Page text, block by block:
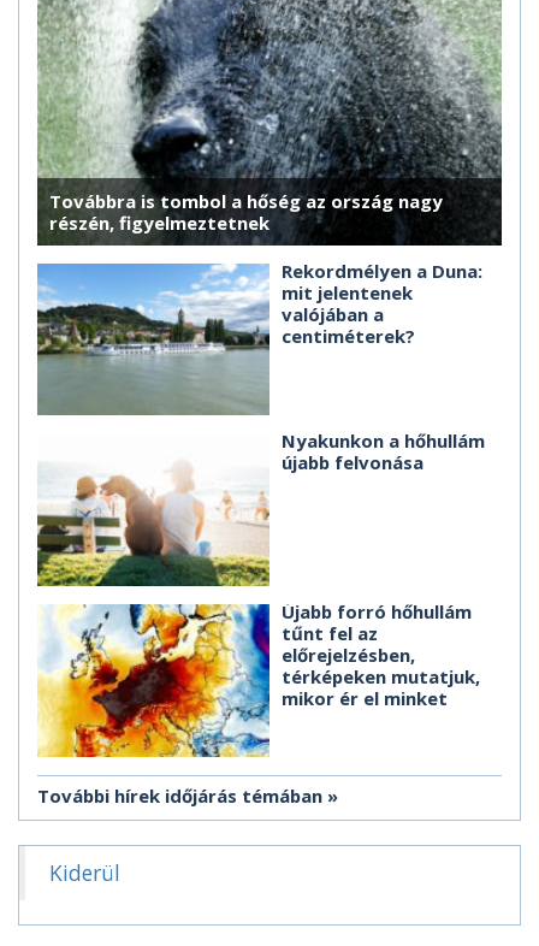
Továbbra is tombol a hőség az ország nagy
részén, figyelmeztetnek
Rekordmélyen a Duna:
mit jelentenek
valójában a
centiméterek?
Nyakunkon a hőhullám
újabb felvonása
Újabb forró hőhullám
tűnt fel az
előrejelzésben,
térképeken mutatjuk,
mikor ér el minket
További hírek időjárás témában
Kiderül